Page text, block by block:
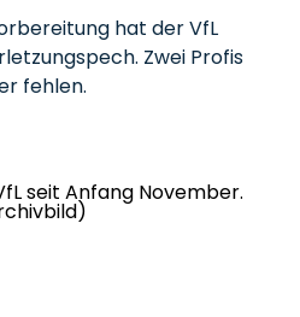
hat der VfL
Zwei Profis
fehlen.